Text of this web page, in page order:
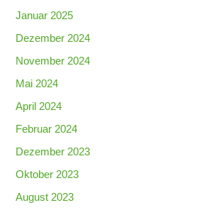
Januar 2025
Dezember 2024
November 2024
Mai 2024
April 2024
Februar 2024
Dezember 2023
Oktober 2023
August 2023